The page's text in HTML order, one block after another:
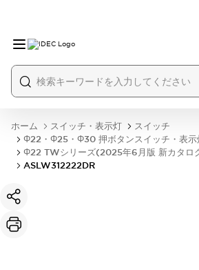
ホーム スイッチ・表示灯
スイッチ
Φ22・Φ25・Φ30 押ボタンスイッチ・表示
Φ22 TWシリーズ(2025年6月版 新カタロ
ASLW312222DR